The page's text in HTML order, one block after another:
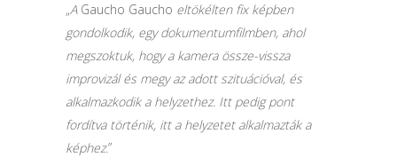
„A Gaucho Gaucho eltökélten fix képben
gondolkodik, egy dokumentumfilmben, ahol
megszoktuk, hogy a kamera össze-vissza
improvizál és megy az adott szituációval, és
alkalmazkodik a helyzethez. Itt pedig pont
fordítva történik, itt a helyzetet alkalmazták a
képhez.”